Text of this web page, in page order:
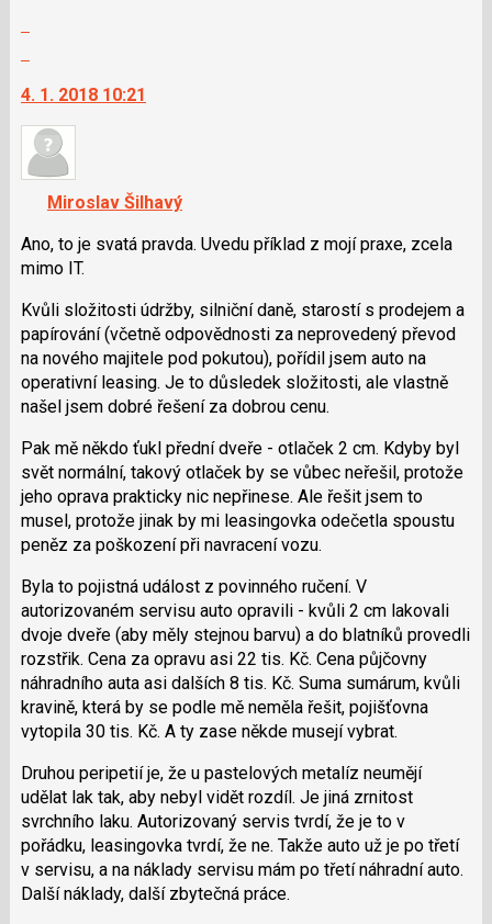
pro
předchozí
nový
názor
další
názor.
navigaci
lze
použít
i
N
pro
následující
a
P
předchozí
nový
názor
4. 1. 2018 10:21
Miroslav Šilhavý
Ano, to je svatá pravda. Uvedu příklad z mojí praxe, zcela
mimo IT.
Kvůli složitosti údržby, silniční daně, starostí s prodejem a
papírování (včetně odpovědnosti za neprovedený převod
na nového majitele pod pokutou), pořídil jsem auto na
operativní leasing. Je to důsledek složitosti, ale vlastně
našel jsem dobré řešení za dobrou cenu.
Pak mě někdo ťukl přední dveře - otlaček 2 cm. Kdyby byl
svět normální, takový otlaček by se vůbec neřešil, protože
jeho oprava prakticky nic nepřinese. Ale řešit jsem to
musel, protože jinak by mi leasingovka odečetla spoustu
peněz za poškození při navracení vozu.
Byla to pojistná událost z povinného ručení. V
autorizovaném servisu auto opravili - kvůli 2 cm lakovali
dvoje dveře (aby měly stejnou barvu) a do blatníků provedli
rozstřik. Cena za opravu asi 22 tis. Kč. Cena půjčovny
náhradního auta asi dalších 8 tis. Kč. Suma sumárum, kvůli
kravině, která by se podle mě neměla řešit, pojišťovna
vytopila 30 tis. Kč. A ty zase někde musejí vybrat.
Druhou peripetií je, že u pastelových metalíz neumějí
udělat lak tak, aby nebyl vidět rozdíl. Je jiná zrnitost
svrchního laku. Autorizovaný servis tvrdí, že je to v
pořádku, leasingovka tvrdí, že ne. Takže auto už je po třetí
v servisu, a na náklady servisu mám po třetí náhradní auto.
Další náklady, další zbytečná práce.